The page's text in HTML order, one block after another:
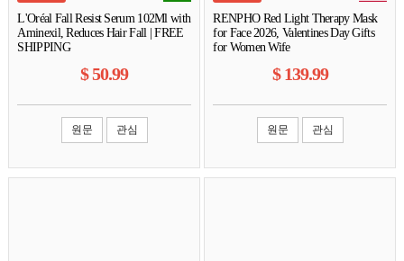
L'Oréal Fall Resist Serum 102Ml with
Aminexil, Reduces Hair Fall | FREE
SHIPPING
$50.99
원문 관심
RENPHO Red Light Therapy Mask
for Face 2026, Valentines Day Gifts
for Women Wife
$139.99
원문 관심